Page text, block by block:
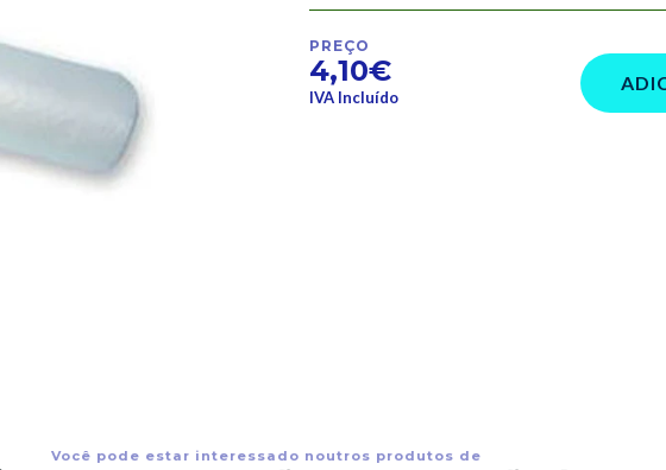
PREÇO
4,10€
IVA Incluído
Você pode estar interessado noutros produtos de